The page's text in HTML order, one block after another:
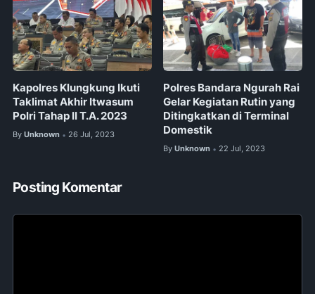
Kapolres Klungkung Ikuti
Taklimat Akhir Itwasum
Polri Tahap II T.A. 2023
By Unknown • 26 Jul, 2023
Polres Bandara Ngurah Rai
Gelar Kegiatan Rutin yang
Ditingkatkan di Terminal
Domestik
By Unknown • 22 Jul, 2023
Posting Komentar